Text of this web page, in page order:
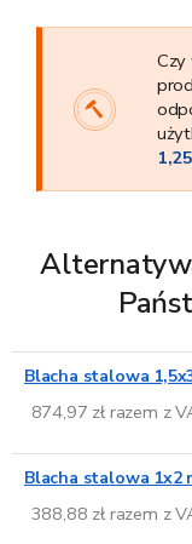
Czy
Blacha stalowa
874,97 zł razem z
Blacha stalowa 1x2
388,88 zł razem z